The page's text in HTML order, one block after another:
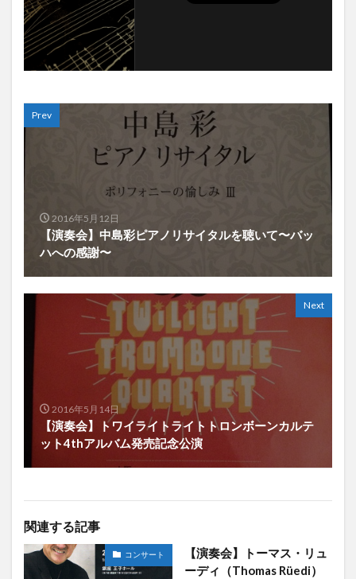
Prev
2016年5月12日
【演奏会】中島彩ピアノリサイタルを聴いて〜バッ
ハへの感謝〜
Next
2016年5月14日
【演奏会】トワイライトライトトロンボーンカルテ
ット4thアルバム発売記念公演
関連する記事
コンサート
【演奏会】トーマス・リュ
ーディ（Thomas Rüedi）